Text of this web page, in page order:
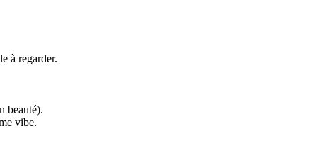
à regarder.
beauté).
vibe.